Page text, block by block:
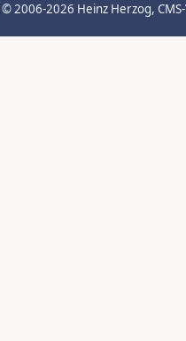
© 2006-2026 Heinz Herzog,